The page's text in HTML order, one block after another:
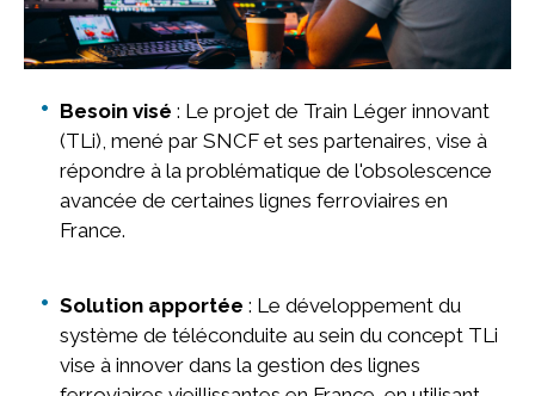
Besoin visé : Le projet de Train Léger innovant
(TLi), mené par SNCF et ses partenaires, vise à
répondre à la problématique de l'obsolescence
avancée de certaines lignes ferroviaires en
France.
Solution apportée : Le développement du
système de téléconduite au sein du concept TLi
vise à innover dans la gestion des lignes